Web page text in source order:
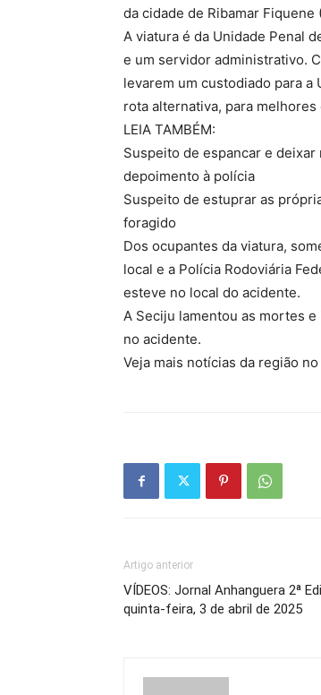
da cidade de Ribamar
A viatura é da Unidade Penal
e um servidor administrativo.
levarem um custodiado para a
rota alternativa, para
LEIA TAMBÉM:
Suspeito de espancar e
depoimento à polícia
Suspeito de estuprar as
foragido
Dos ocupantes da viatura,
local e a Polícia Rodoviária
esteve no local do acidente.
A Seciju lamentou as mortes
no acidente.
Veja mais notícias da região
Artigo anterior
VÍDEOS: Jornal Anhanguera 2ª
quinta-feira, 3 de abril de 2025